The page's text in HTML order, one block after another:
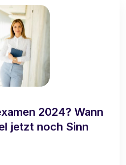
2024? Wann
jetzt noch Sinn